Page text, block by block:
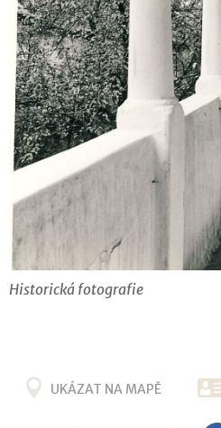
Historická fotografie
UKÁZAT NA MAPĚ